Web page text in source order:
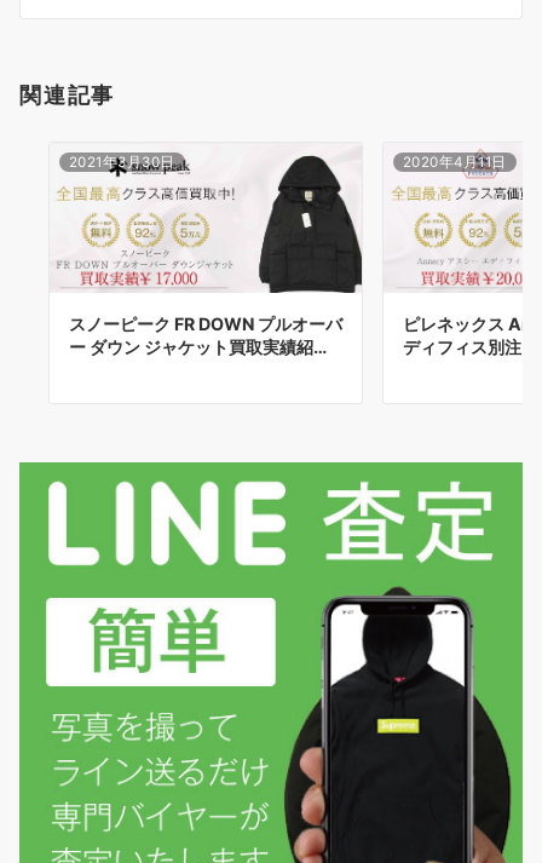
ン
関連記事
2021年3月30日
スノーピーク FR DOWN プルオーバ
ー ダウン ジャケット買取実績紹…
2020年4月11日
ピレネックス
ディフィス別注